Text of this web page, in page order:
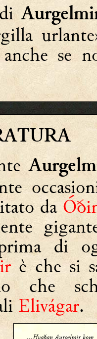
se
da
di
è che si
che
Elivágar.
...Hvaðan Aurgelmir kom